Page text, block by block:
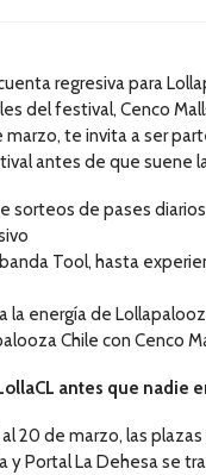
cuenta regresiva para
del festival, Cenco
marzo, te invita a ser
antes de que suene
sorteos de pases
Tool, hasta
la energía de
Chile con Cenco
antes que nadie
20 de marzo, las
y Portal La Dehesa se